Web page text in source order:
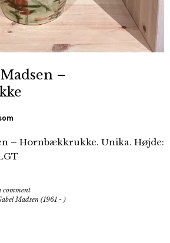
–
– Hornbækkrukke. Unika. Højde:
comment
Madsen (1961 - )